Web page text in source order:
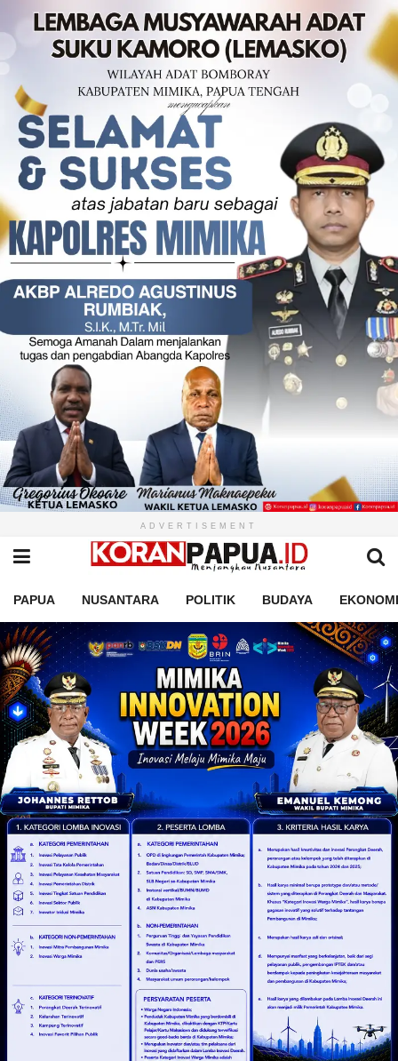
ADVERTISEMENT
PAPUA NUSANTARA POLITIK BUDAYA EKONOMI